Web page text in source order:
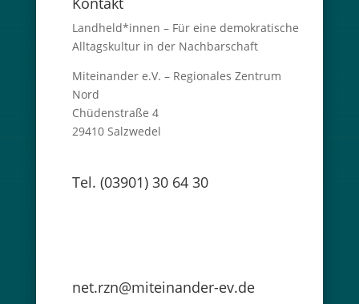
Landheld*innen – Für eine demokratische
Alltagskultur in der Nachbarschaft
Miteinander e.V. – Regionales Zentrum
Nord
Chüdenstraße 4
29410 Salzwedel
Tel. (03901) 30 64 30
net.rzn@miteinander-ev.de